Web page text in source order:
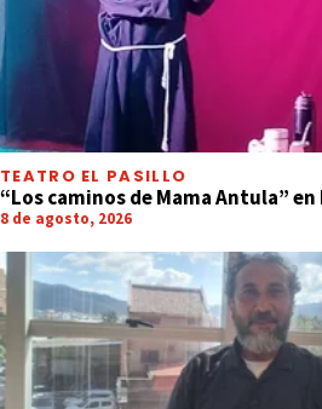
TEATRO EL PASILLO
“Los caminos de Mama Antula” en
8 de agosto, 2026